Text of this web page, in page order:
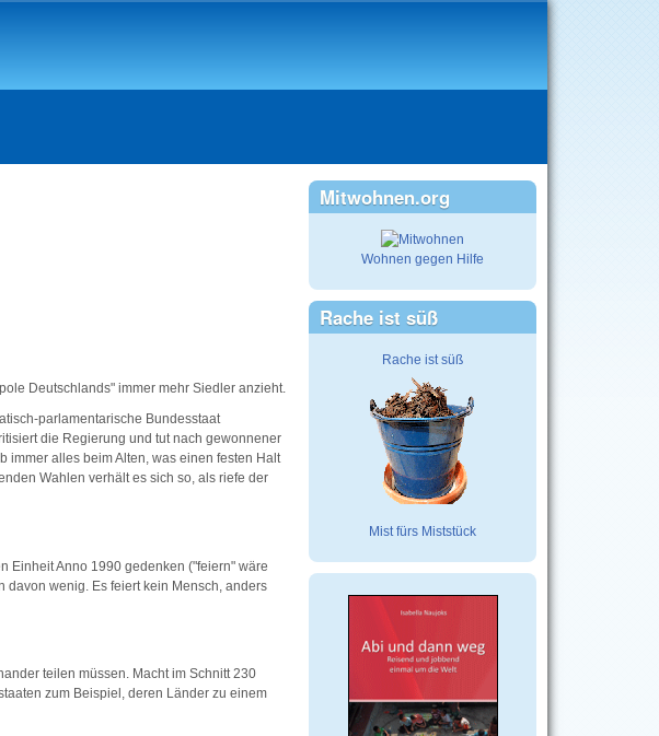
Deutschlands" immer mehr Siedler anzieht.
parlamentarische Bundesstaat
die Regierung und tut nach gewonnener
immer alles beim Alten, was einen festen Halt
Wahlen verhält es sich so, als riefe der
Einheit Anno 1990 gedenken ("feiern" wäre
wenig. Es feiert kein Mensch, anders
teilen müssen. Macht im Schnitt 230
zum Beispiel, deren Länder zu einem
Mitwohnen.org
Wohnen gegen Hilfe
Rache ist süß
Rache ist süß
Mist fürs Miststück